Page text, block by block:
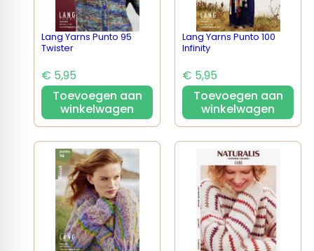
Lang Yarns Punto 95
Twister
€ 5,95
Toevoegen aan
winkelwagen
Lang Yarns Punto 100
Infinity
€ 5,95
Toevoegen aan
winkelwagen